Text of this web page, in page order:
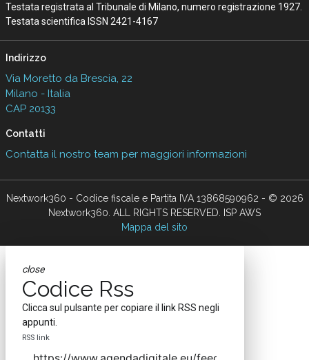
Testata registrata al Tribunale di Milano, numero registrazione 1927.
Testata scientifica ISSN 2421-4167
Indirizzo
Via Moretto da Brescia, 22
Milano - Italia
CAP 20133
Contatti
Contatta il nostro team per maggiori informazioni
Nextwork360 - Codice fiscale e Partita IVA 13868590962 - © 2026
Nextwork360. ALL RIGHTS RESERVED. ISP AWS
Mappa del sito
close
Codice Rss
Clicca sul pulsante per copiare il link RSS negli
appunti.
RSS link